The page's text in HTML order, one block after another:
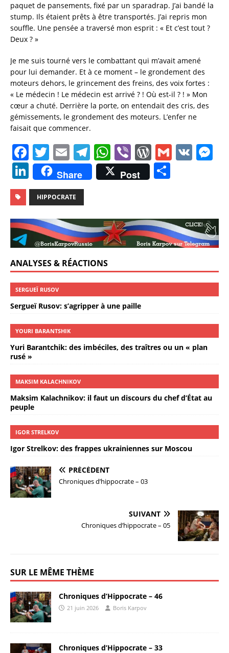
paquet de pansements, fixé par un sparadrap. J’ai bandé la
stump. Ils étaient prêts à être transportés. J’ai repris mon
souffle. Une pensée a traversé mon esprit : « Et c’est tout ?
Deux ? »
Je me suis tourné vers le combattant qui m’avait amené
pour lui demander. Et à ce moment – le grondement des
moteurs dehors, le grincement des freins, des voix fortes :
« Le médecin ! Le médecin est arrivé ? ! Où est-il ? ! » Mon
cœur a chuté. Derrière la porte, on entendait des cris, des
gémissements, le grondement des moteurs. L’enfer ne
faisait que commencer.
F
a
c
e
b
o
o
k
T
w
it
te
r
E
m
ai
l
T
el
e
a
m
W
h
at
A
p
p
Vi
b
er
W
o
r
P
re
ss
G V
n
g
er
Li
n
k
e
dI
n
Share Post
a
g
er
HIPPOCRATE
ANALYSES & RÉACTIONS
SERGUEÏ RUSOV
Sergueï Rusov: s’agripper à une paille
YOURI BARANTSHIK
Yuri Barantchik: des imbéciles, des traîtres ou un « plan
rusé »
MAKSIM KALACHNIKOV
Maksim Kalachnikov: il faut un discours du chef d’État au
peuple
IGOR STRELKOV
Igor Strelkov: des frappes ukrainiennes sur Moscou
PRÉCÉDENT
Chroniques d’hippocrate – 03
SUIVANT
Chroniques d’hippocrate – 05
SUR LE MÊME THÈME
Chroniques d’Hippocrate – 46
21 juin 2026 Boris Karpov
Chroniques d’Hippocrate – 33